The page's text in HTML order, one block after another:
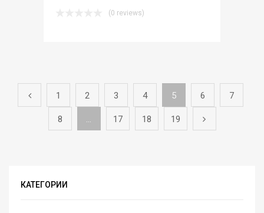
(0 reviews)
1 2 3 4 5 6 7
8 … 17 18 19
КАТЕГОРИИ